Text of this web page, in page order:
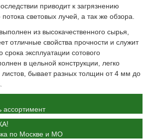
приводит к загрязнению
световых лучей, а так же обзора.
из высокачественного сырья,
отличные свойства прочности и служит
срока эксплуатации сотового
в цельной конструкции, легко
листов, бывает разных толщин от 4 мм до
ассортимент
по Москве и МО